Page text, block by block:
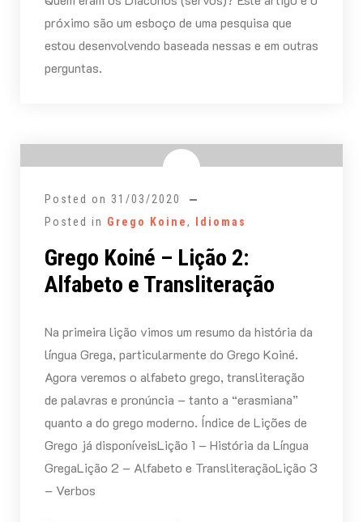
próximo são um esboço de uma pesquisa que
estou desenvolvendo baseada nessas e em outras
perguntas.
Posted on 31/03/2020
Posted in Grego Koine, Idiomas
Grego Koiné – Lição 2:
Alfabeto e Transliteração
Na primeira lição vimos um resumo da história da
língua Grega, particularmente do Grego Koiné.
Agora veremos o alfabeto grego, transliteração
de palavras e pronúncia – tanto a “erasmiana”
quanto a do grego moderno. Índice de Lições de
Grego já disponíveisLição 1 – História da Língua
GregaLição 2 – Alfabeto e TransliteraçãoLição 3
– Verbos